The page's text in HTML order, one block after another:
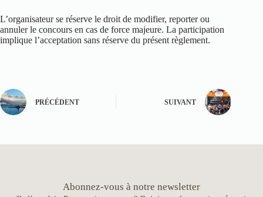
L’organisateur se réserve le droit de modifier, reporter ou
annuler le concours en cas de force majeure. La participation
implique l’acceptation sans réserve du présent règlement.
PRÉCÉDENT SUIVANT
Abonnez-vous à notre newsletter